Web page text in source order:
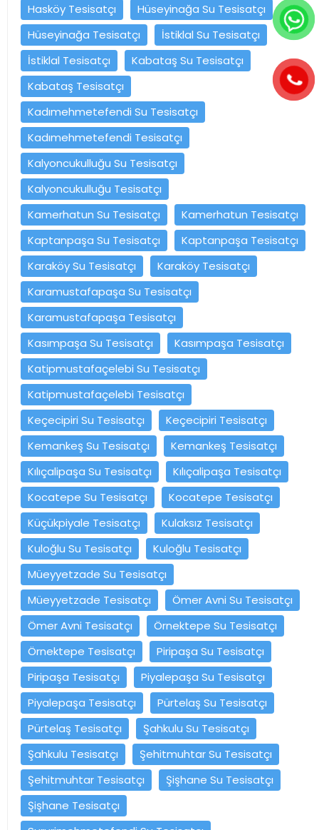
Hasköy Tesisatçı
Hüseyinağa Su Tesisatçı
Hüseyinağa Tesisatçı
İstiklal Su Tesisatçı
İstiklal Tesisatçı
Kabataş Su Tesisatçı
Kabataş Tesisatçı
Kadımehmetefendi Su Tesisatçı
Kadımehmetefendi Tesisatçı
Kalyoncukulluğu Su Tesisatçı
Kalyoncukulluğu Tesisatçı
Kamerhatun Su Tesisatçı
Kamerhatun Tesisatçı
Kaptanpaşa Su Tesisatçı
Kaptanpaşa Tesisatçı
Karaköy Su Tesisatçı
Karaköy Tesisatçı
Karamustafapaşa Su Tesisatçı
Karamustafapaşa Tesisatçı
Kasımpaşa Su Tesisatçı
Kasımpaşa Tesisatçı
Katipmustafaçelebi Su Tesisatçı
Katipmustafaçelebi Tesisatçı
Keçecipiri Su Tesisatçı
Keçecipiri Tesisatçı
Kemankeş Su Tesisatçı
Kemankeş Tesisatçı
Kılıçalipaşa Su Tesisatçı
Kılıçalipaşa Tesisatçı
Kocatepe Su Tesisatçı
Kocatepe Tesisatçı
Küçükpiyale Tesisatçı
Kulaksız Tesisatçı
Kuloğlu Su Tesisatçı
Kuloğlu Tesisatçı
Müeyyetzade Su Tesisatçı
Müeyyetzade Tesisatçı
Ömer Avni Su Tesisatçı
Ömer Avni Tesisatçı
Örnektepe Su Tesisatçı
Örnektepe Tesisatçı
Piripaşa Su Tesisatçı
Piripaşa Tesisatçı
Piyalepaşa Su Tesisatçı
Piyalepaşa Tesisatçı
Pürtelaş Su Tesisatçı
Pürtelaş Tesisatçı
Şahkulu Su Tesisatçı
Şahkulu Tesisatçı
Şehitmuhtar Su Tesisatçı
Şehitmuhtar Tesisatçı
Şişhane Su Tesisatçı
Şişhane Tesisatçı